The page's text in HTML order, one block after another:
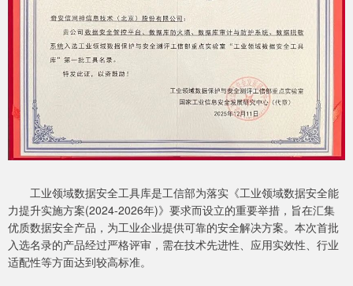
工业领域数据安全工具库是工信部为落实《工业领域数据安全能
力提升实施方案(2024-2026年)》要求而设立的重要举措，旨在汇集
优质数据安全产品，为工业企业提供可靠的安全解决方案。本次首批
入选名录的产品经过严格评审，需在技术先进性、应用实效性、行业
适配性等方面达到较高标准。